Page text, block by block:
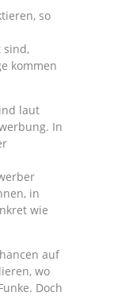
so
sind,
kommen
laut
In
in
wie
auf
wo
Doch